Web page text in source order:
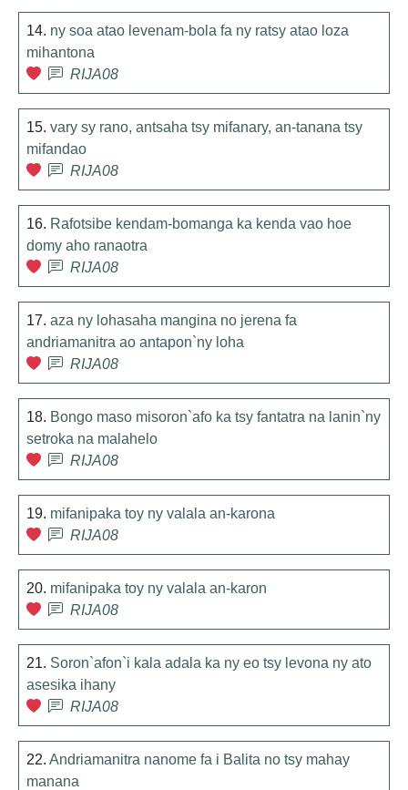
14. ny soa atao levenam-bola fa ny ratsy atao loza
mihantona
RIJA08
15. vary sy rano, antsaha tsy mifanary, an-tanana tsy
mifandao
RIJA08
16. Rafotsibe kendam-bomanga ka kenda vao hoe
domy aho ranaotra
RIJA08
17. aza ny lohasaha mangina no jerena fa
andriamanitra ao antapon`ny loha
RIJA08
18. Bongo maso misoron`afo ka tsy fantatra na lanin`ny
setroka na malahelo
RIJA08
19. mifanipaka toy ny valala an-karona
RIJA08
20. mifanipaka toy ny valala an-karon
RIJA08
21. Soron`afon`i kala adala ka ny eo tsy levona ny ato
asesika ihany
RIJA08
22. Andriamanitra nanome fa i Balita no tsy mahay
manana